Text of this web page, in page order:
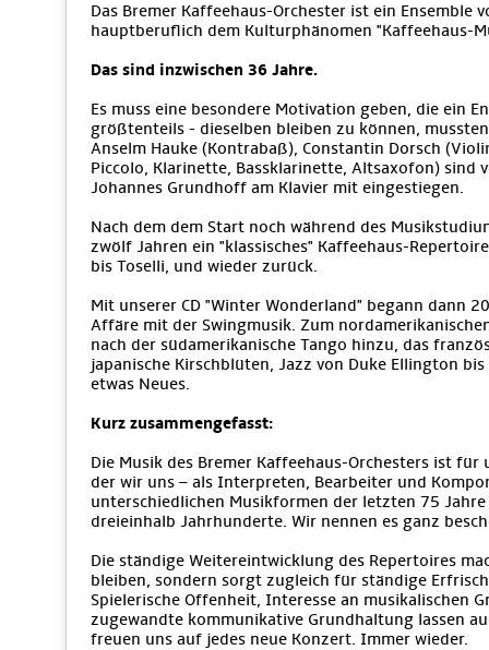
Das Bremer Kaffeehaus-Orchester ist ein
hauptberuflich dem Kulturphänomen "Kaffeehaus-
Das sind inzwischen 36 Jahre.
Es muss eine besondere Motivation geben, die ein
größtenteils - dieselben bleiben zu können,
Anselm Hauke (Kontrabaß), Constantin Dorsch
Piccolo, Klarinette, Bassklarinette, Altsaxofon)
Johannes Grundhoff am Klavier mit eingestiegen.
Nach dem dem Start noch während des
zwölf Jahren ein "klassisches" Kaffeehaus-
bis Toselli, und wieder zurück.
Mit unserer CD "Winter Wonderland" begann dann
Affäre mit der Swingmusik. Zum
nach der südamerikanische Tango hinzu, das
japanische Kirschblüten, Jazz von Duke Ellington
etwas Neues.
Kurz zusammengefasst:
Die Musik des Bremer Kaffeehaus-Orchesters ist
der wir uns – als Interpreten, Bearbeiter und
unterschiedlichen Musikformen der letzten 75
dreieinhalb Jahrhunderte. Wir nennen es ganz
Die ständige Weitereintwicklung des Repertoires
bleiben, sondern sorgt zugleich für ständige
Spielerische Offenheit, Interesse an musikalischen
zugewandte kommunikative Grundhaltung lassen
freuen uns auf jedes neue Konzert. Immer wieder.